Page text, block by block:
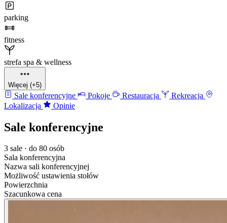
parking
fitness
strefa spa & wellness
Więcej (+5)
Sale konferencyjne Pokoje Restauracja
Rekreacja
Lokalizacja
Opinie
Sale konferencyjne
3 sale · do 80 osób
Sala konferencyjna
Nazwa sali konferencyjnej
Możliwość ustawienia stołów
Powierzchnia
Szacunkowa cena